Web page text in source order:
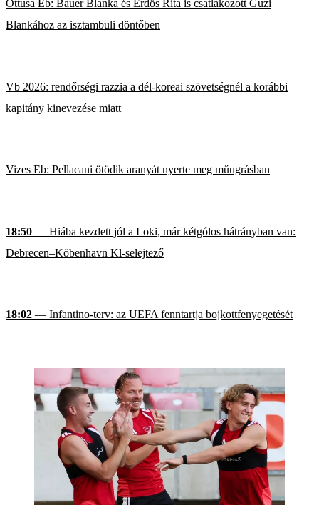
Öttusa Eb: Bauer Blanka és Erdős Rita is csatlakozott Guzi
Blankához az isztambuli döntőben
Vb 2026: rendőrségi razzia a dél-koreai szövetségnél a korábbi
kapitány kinevezése miatt
Vizes Eb: Pellacani ötödik aranyát nyerte meg műugrásban
18:50 — Hiába kezdett jól a Loki, már kétgólos hátrányban van:
Debrecen–Köbenhavn Kl-selejtező
18:02 — Infantino-terv: az UEFA fenntartja bojkottfenyegetését